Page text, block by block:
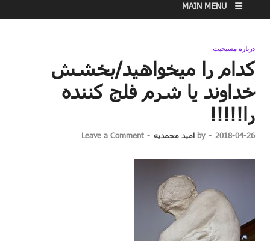
MAIN MENU
درباره مسیحیت
کدام را میخواهید/بخشش
خداوند یا شرم فلج کننده
را!!!!!
2018-04-26
-
by امید محمدیه -
Leave a Comment